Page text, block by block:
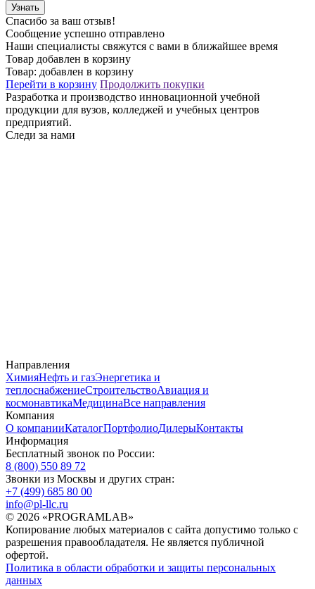
Узнать
Спасибо за ваш отзыв!
Сообщение успешно отправлено
Наши специалисты свяжутся с вами в ближайшее время
Товар добавлен в корзину
Товар: добавлен в корзину
Перейти в корзину Продолжить покупки
Разработка и производство инновационной учебной
продукции для вузов, колледжей и учебных центров
предприятий.
Следи за нами
Направления
ХимияНефть и газЭнергетика и
теплоснабжениеСтроительствоАвиация и
космонавтикаМедицинаВсе направления
Компания
О компанииКаталогПортфолиоДилерыКонтакты
Информация
Бесплатный звонок по России:
8 (800) 550 89 72
Звонки из Москвы и других стран:
+7 (499) 685 80 00
info@pl-llc.ru
© 2026 «PROGRAMLAB»
Копирование любых материалов с сайта допустимо только с
разрешения правообладателя. Не является публичной
офертой.
Политика в области обработки и защиты персональных
данных